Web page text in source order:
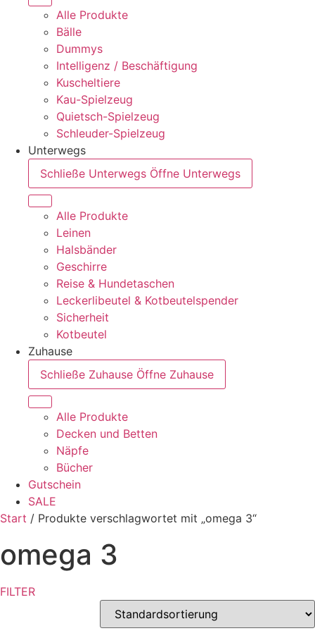
Alle Produkte
Bälle
Dummys
Intelligenz / Beschäftigung
Kuscheltiere
Kau-Spielzeug
Quietsch-Spielzeug
Schleuder-Spielzeug
Unterwegs
Schließe Unterwegs Öffne Unterwegs
Alle Produkte
Leinen
Halsbänder
Geschirre
Reise & Hundetaschen
Leckerlibeutel & Kotbeutelspender
Sicherheit
Kotbeutel
Zuhause
Schließe Zuhause Öffne Zuhause
Alle Produkte
Decken und Betten
Näpfe
Bücher
Gutschein
SALE
Start / Produkte verschlagwortet mit „omega 3“
omega 3
FILTER